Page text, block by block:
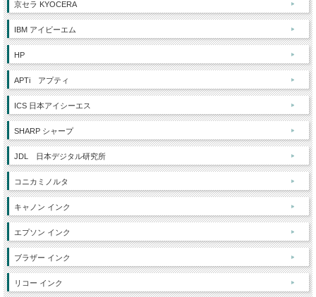
京セラ KYOCERA
IBM アイビーエム
HP
APTi アプティ
ICS 日本アイシーエス
SHARP シャープ
JDL 日本デジタル研究所
コニカミノルタ
キャノン インク
エプソン インク
ブラザー インク
リコー インク